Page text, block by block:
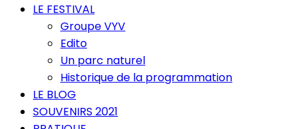
LE FESTIVAL
Groupe VYV
Edito
Un parc naturel
Historique de la programmation
LE BLOG
SOUVENIRS 2021